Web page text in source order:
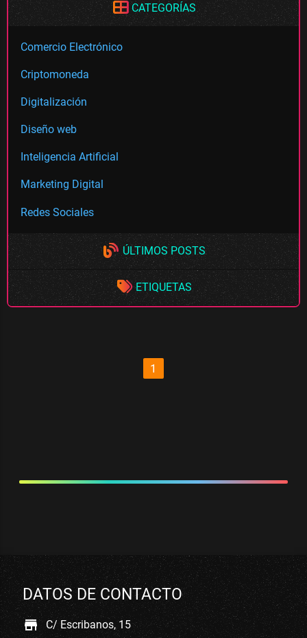
CATEGORÍAS
Comercio Electrónico
Criptomoneda
Digitalización
Diseño web
Inteligencia Artificial
Marketing Digital
Redes Sociales
ÚLTIMOS POSTS
ETIQUETAS
1
DATOS DE CONTACTO
store C/ Escribanos, 15